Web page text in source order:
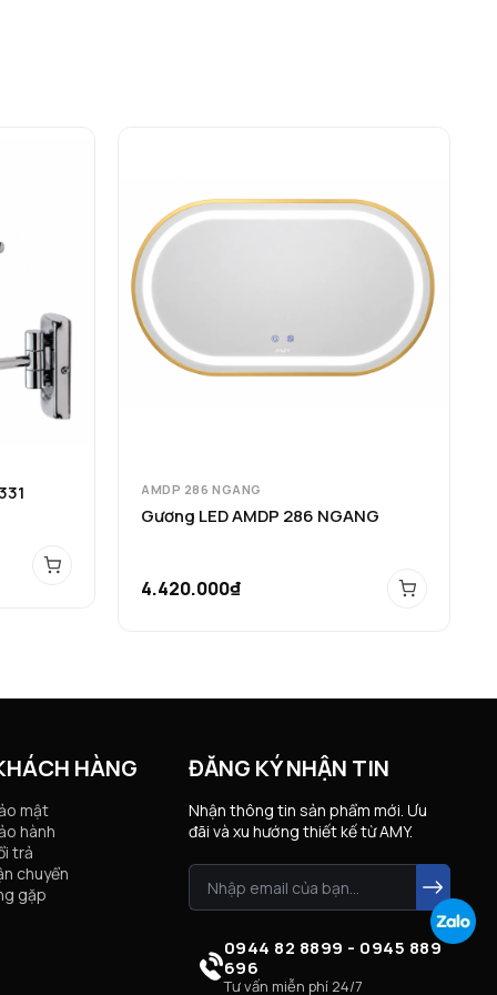
AMDP 286 NGANG
Gương LED AMDP 286 NGANG
4.420.000₫
HÀNG
mật
hành
trả
chuyển
gặp
ĐĂNG KÝ NHẬN TIN
Nhận thông tin sản phẩm mới. Ưu
đãi và xu hướng thiết kế từ AMY.
0944 82 8899 - 0945 889
696
Tư vấn miễn phí 24/7